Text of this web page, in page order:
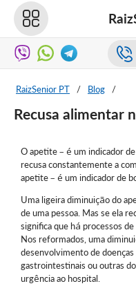
RaizSenior PT / Blog /
Recusa alimentar
O apetite – é um indicador
recusa constantemente a
apetite – é um indicador de
Uma ligeira diminuição do
de uma pessoa. Mas se ela
significa que há processos
Nos reformados, uma
desenvolvimento de
gastrointestinais ou outras
urgência ao hospital.